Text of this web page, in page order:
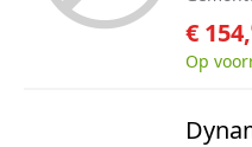
€ 154,
Op